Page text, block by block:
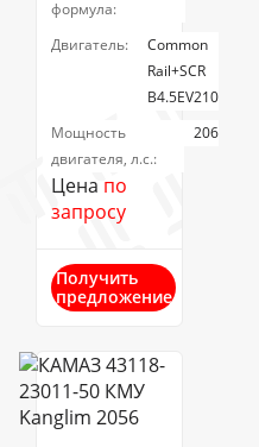
формула:
Двигатель:
Common
Rail+SCR
B4.5EV210
Мощность
двигателя, л.с.:
206
Цена по
запросу
Получить
предложение